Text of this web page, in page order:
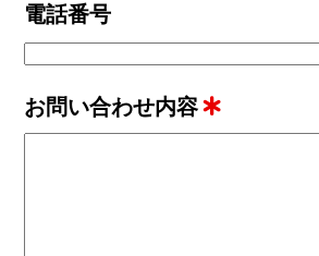
電話番号
お問い合わせ内容*